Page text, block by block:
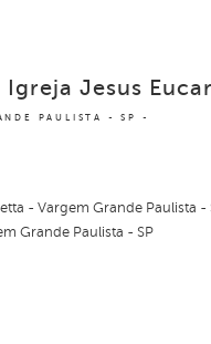
PAULISTA - SP
Igreja Jesus
- Vargem Grande Paulista -
Grande Paulista - SP